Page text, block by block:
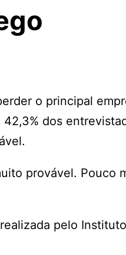
o principal
dos
provável. Pouco
pelo